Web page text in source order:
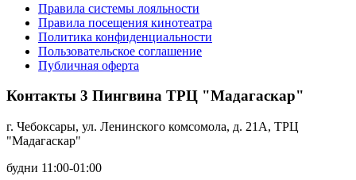
Правила системы лояльности
Правила посещения кинотеатра
Политика конфиденциальности
Пользовательское соглашение
Публичная оферта
Контакты 3 Пингвина ТРЦ "Мадагаскар"
г. Чебоксары, ул. Ленинского комсомола, д. 21А, ТРЦ
"Мадагаскар"
будни 11:00-01:00